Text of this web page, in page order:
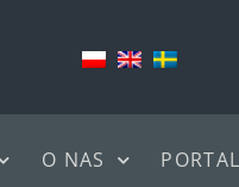
O NAS